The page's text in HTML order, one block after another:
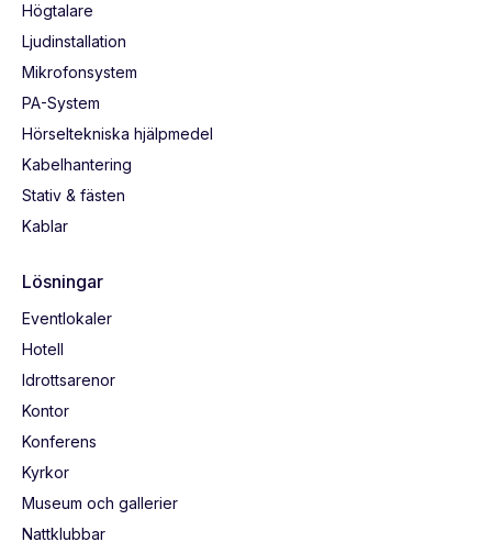
Högtalare
Ljudinstallation
Mikrofonsystem
PA-System
Hörseltekniska hjälpmedel
Kabelhantering
Stativ & fästen
Kablar
Lösningar
Eventlokaler
Hotell
Idrottsarenor
Kontor
Konferens
Kyrkor
Museum och gallerier
Nattklubbar